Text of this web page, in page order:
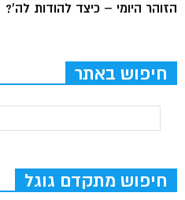
הזוהר היומי – כיצד להודות לה’?
חיפוש באתר
חיפוש מתקדם גוגל